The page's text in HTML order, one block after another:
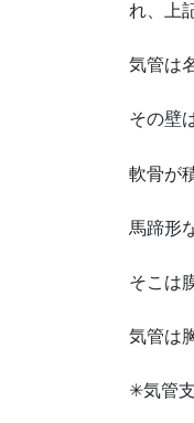
れ、上
気管は
その壁
軟骨が
馬蹄形
そこは
気管は
✳︎気管